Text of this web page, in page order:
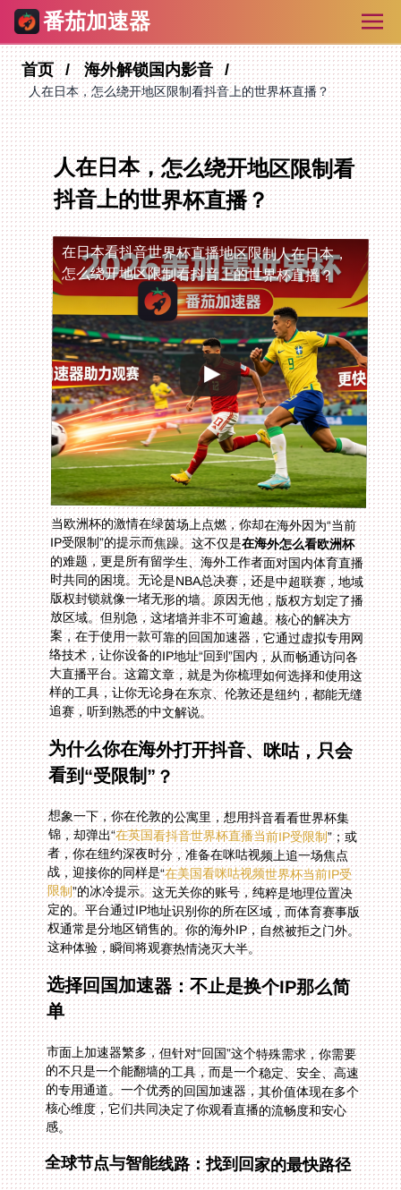
番茄加速器
首页 海外解锁国内影音
人在日本，怎么绕开地区限制看抖音上的世界杯直播？
人在日本，怎么绕开地区限制看
抖音上的世界杯直播？
在日本看抖音世界杯直播地区限制人在日本，
怎么绕开地区限制看抖音上的世界杯直播？
当欧洲杯的激情在绿茵场上点燃，你却在海外因为“当前
IP受限制”的提示而焦躁。这不仅是在海外怎么看欧洲杯
的难题，更是所有留学生、海外工作者面对国内体育直播
时共同的困境。无论是NBA总决赛，还是中超联赛，地域
版权封锁就像一堵无形的墙。原因无他，版权方划定了播
放区域。但别急，这堵墙并非不可逾越。核心的解决方
案，在于使用一款可靠的回国加速器，它通过虚拟专用网
络技术，让你设备的IP地址“回到”国内，从而畅通访问各
大直播平台。这篇文章，就是为你梳理如何选择和使用这
样的工具，让你无论身在东京、伦敦还是纽约，都能无缝
追赛，听到熟悉的中文解说。
为什么你在海外打开抖音、咪咕，只会
看到“受限制”？
想象一下，你在伦敦的公寓里，想用抖音看看世界杯集
锦，却弹出“在英国看抖音世界杯直播当前IP受限制”；或
者，你在纽约深夜时分，准备在咪咕视频上追一场焦点
战，迎接你的同样是“在美国看咪咕视频世界杯当前IP受
限制”的冰冷提示。这无关你的账号，纯粹是地理位置决
定的。平台通过IP地址识别你的所在区域，而体育赛事版
权通常是分地区销售的。你的海外IP，自然被拒之门外。
这种体验，瞬间将观赛热情浇灭大半。
选择回国加速器：不止是换个IP那么简
单
市面上加速器繁多，但针对“回国”这个特殊需求，你需要
的不只是一个能翻墙的工具，而是一个稳定、安全、高速
的专用通道。一个优秀的回国加速器，其价值体现在多个
核心维度，它们共同决定了你观看直播的流畅度和安心
感。
全球节点与智能线路：找到回家的最快路径